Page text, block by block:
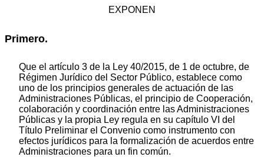
EXPONEN
Primero.
Que el artículo 3 de la Ley 40/2015, de 1 de octubre, de
Régimen Jurídico del Sector Público, establece como
uno de los principios generales de actuación de las
Administraciones Públicas, el principio de Cooperación,
colaboración y coordinación entre las Administraciones
Públicas y la propia Ley regula en su capítulo VI del
Título Preliminar el Convenio como instrumento con
efectos jurídicos para la formalización de acuerdos entre
Administraciones para un fin común.